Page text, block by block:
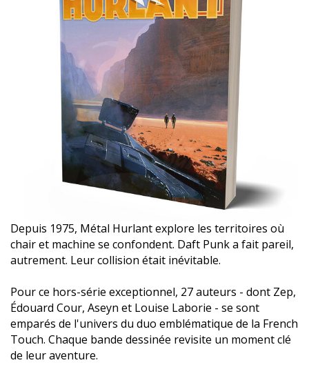
Depuis 1975, Métal Hurlant explore les territoires où
chair et machine se confondent. Daft Punk a fait pareil,
autrement. Leur collision était inévitable.
Pour ce hors-série exceptionnel, 27 auteurs - dont Zep,
Édouard Cour, Aseyn et Louise Laborie - se sont
emparés de l'univers du duo emblématique de la French
Touch. Chaque bande dessinée revisite un moment clé
de leur aventure.